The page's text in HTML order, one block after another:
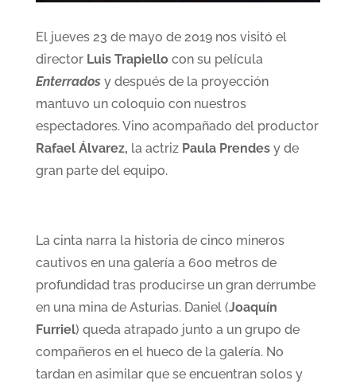
El jueves 23 de mayo de 2019 nos visitó el
director Luis Trapiellocon su película
Enterradosy después de la proyección
mantuvo un coloquio con nuestros
espectadores. Vino acompañado del productor
Rafael Álvarez, la actriz Paula Prendesy de
gran parte del equipo.
La cinta narra la historia de cinco mineros
cautivos en una galería a 600 metros de
profundidad tras producirse un gran derrumbe
en una mina de Asturias. Daniel (Joaquín
Furriel) queda atrapado junto a un grupo de
compañeros en el hueco de la galería. No
tardan en asimilar que se encuentran solos y